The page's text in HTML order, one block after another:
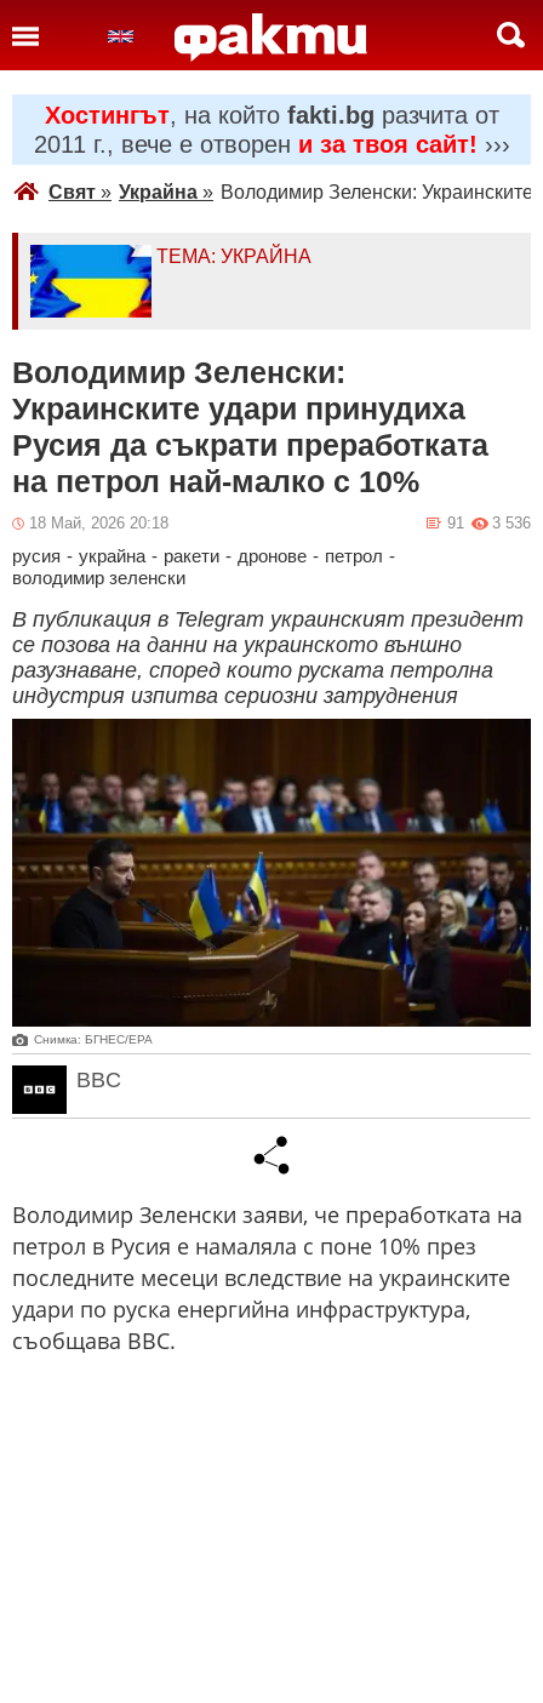
Хостингът, на който fakti.bg разчита от
2011 г., вече е отворен и за твоя сайт! ›››
Свят » Украйна » Володимир Зеленски: Украинските
ТЕМА: УКРАЙНА
Володимир Зеленски:
Украинските удари принудиха
Русия да съкрати преработката
на петрол най-малко с 10%
18 Май, 2026 20:18 3 536
91
русия - украйна - ракети - дронове - петрол -
володимир зеленски
В публикация в Telegram украинският президент
се позова на данни на украинското външно
разузнаване, според които руската петролна
индустрия изпитва сериозни затруднения
Снимка: БГНЕС/ЕРА
BBC
Володимир Зеленски заяви, че преработката на
петрол в Русия е намаляла с поне 10% през
последните месеци вследствие на украинските
удари по руска енергийна инфраструктура,
съобщава ВВС.